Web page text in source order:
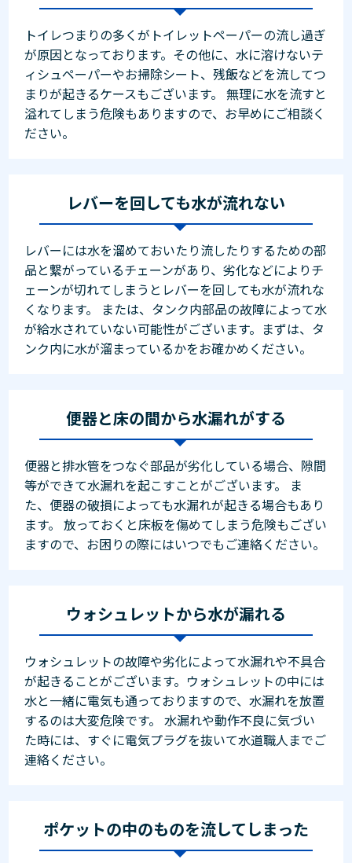
トイレつまりの多くがトイレットペーパーの流し過ぎ
が原因となっております。その他に、水に溶けないテ
ィシュペーパーやお掃除シート、残飯などを流してつ
まりが起きるケースもございます。 無理に水を流すと
溢れてしまう危険もありますので、お早めにご相談く
ださい。
レバーを回しても水が流れない
レバーには水を溜めておいたり流したりするための部
品と繋がっているチェーンがあり、劣化などによりチ
ェーンが切れてしまうとレバーを回しても水が流れな
くなります。 または、タンク内部品の故障によって水
が給水されていない可能性がございます。まずは、タ
ンク内に水が溜まっているかをお確かめください。
便器と床の間から水漏れがする
便器と排水管をつなぐ部品が劣化している場合、隙間
等ができて水漏れを起こすことがございます。 ま
た、便器の破損によっても水漏れが起きる場合もあり
ます。 放っておくと床板を傷めてしまう危険もござい
ますので、お困りの際にはいつでもご連絡ください。
ウォシュレットから水が漏れる
ウォシュレットの故障や劣化によって水漏れや不具合
が起きることがございます。ウォシュレットの中には
水と一緒に電気も通っておりますので、水漏れを放置
するのは大変危険です。 水漏れや動作不良に気づい
た時には、すぐに電気プラグを抜いて水道職人までご
連絡ください。
ポケットの中のものを流してしまった